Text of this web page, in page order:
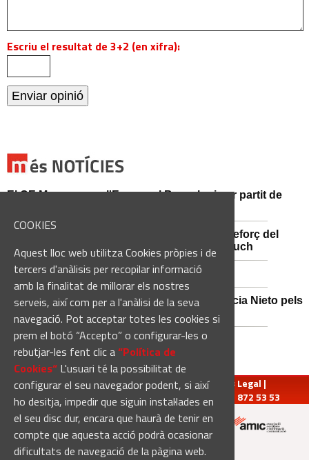
COOKIES
Aquest lloc web utilitza Cookies pròpies i de
tercers d'anàlisis per recopilar informació
amb la finalitat de millorar els nostres
serveis, així com per a l'anàlisi de la seva
navegació. Pot acceptar totes les cookies si
prem el botó “Accepto” o configurar-les o
rebutjar-les fent clic a“Política de
Cookies“ L'usuari té la possibilitat de
configurar el seu navegador podent, si així
ho desitja, impedir que siguin instal·lades en
el seu disc dur, encara que haurà de tenir en
compte que aquesta acció podrà ocasionar
dificultats de navegació de la pàgina web.
Escriu el resultat de 3+2 (en xifra):
El CE Manresa rep l'Espanyol B en el primer partit de
Afectacions al trànsit i al servei de bus pel reforç del
paviment dels carrers Saclosa i Cardenal Lluch
Mercat Gourmand a Bagà i Gósol
L'Ajuntament de Manresa felicita Isabel Garcia Nieto pels
seus 100 anys
redaccio@manresadiari.cat|Qui som Avís Legal |
Pompeu Fabra, 7-13, 08240-Manresa | Tel.: 93 872 53 53
Altres mitjans del grup: